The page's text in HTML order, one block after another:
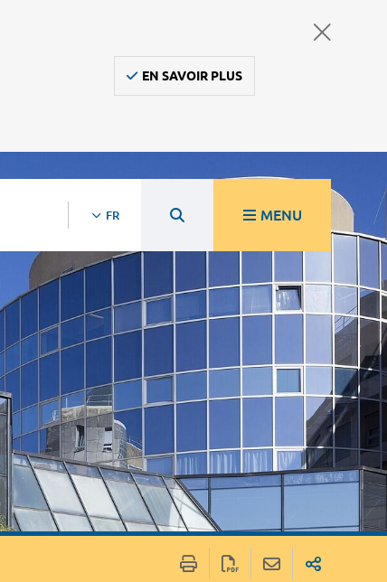
EN SAVOIR PLUS
FR MENU